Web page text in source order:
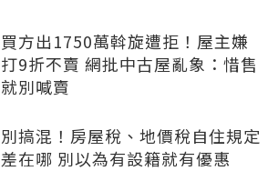
買方出1750萬斡旋遭拒！屋主嫌
打9折不賣 網批中古屋亂象：惜售
就別喊賣
別搞混！房屋稅、地價稅自住規定
差在哪 別以為有設籍就有優惠